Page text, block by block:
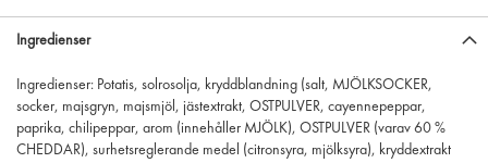
Ingredienser
Ingredienser: Potatis, solrosolja, kryddblandning (salt, MJÖLKSOCKER,
socker, majsgryn, majsmjöl, jästextrakt, OSTPULVER, cayennepeppar,
paprika, chilipeppar, arom (innehåller MJÖLK), OSTPULVER (varav 60 %
CHEDDAR), surhetsreglerande medel (citronsyra, mjölksyra), kryddextrakt